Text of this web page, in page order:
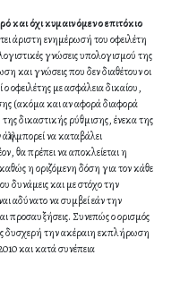
και όχι κυμαινόμενο επιτόκιο
άριστη ενημέρωσή του οφειλέτη
γνώσεις υπολογισμού της
και γνώσεις που δεν διαθέτουν οι
ο οφειλέτης με ασφάλεια δικαίου,
(ακόμα και αν αφορά διαφορά
δικαστικής ρύθμισης, ένεκα της
μπορεί να καταβάλει
θα πρέπει να αποκλείεται η
η οριζόμενη δόση για τον κάθε
δυνάμεις και με στόχο την
αδύνατο να συμβεί εάν την
προσαυξήσεις. Συνεπώς ο ορισμός
δυσχερή την ακέραιη εκπλήρωση
και κατά συνέπεια